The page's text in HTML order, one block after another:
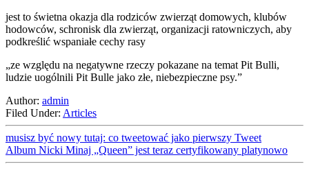
jest to świetna okazja dla rodziców zwierząt domowych, klubów
hodowców, schronisk dla zwierząt, organizacji ratowniczych, aby
podkreślić wspaniałe cechy rasy
„ze względu na negatywne rzeczy pokazane na temat Pit Bulli,
ludzie uogólnili Pit Bulle jako złe, niebezpieczne psy.”
Author: admin
Filed Under: Articles
musisz być nowy tutaj: co tweetować jako pierwszy Tweet
Album Nicki Minaj „Queen” jest teraz certyfikowany platynowo